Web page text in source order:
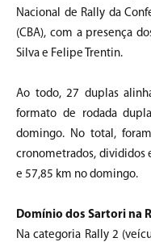
Nacional de Rally da
(CBA), com a presença
Silva e Felipe Trentin.
Ao todo, 27 duplas
formato de rodada
domingo. No total,
cronometrados, divididos
e 57,85 km no domingo.
Domínio dos Sartori na
Na categoria Rally 2